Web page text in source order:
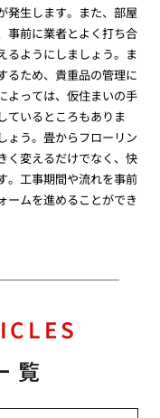
発生します。また、部屋
事前に業者とよく打ち合
るようにしましょう。ま
るため、貴重品の管理に
よっては、仮住まいの手
ているところもありま
ょう。畳からフローリン
く変えるだけでなく、快
。工事期間や流れを事前
ームを進めることができ
覧